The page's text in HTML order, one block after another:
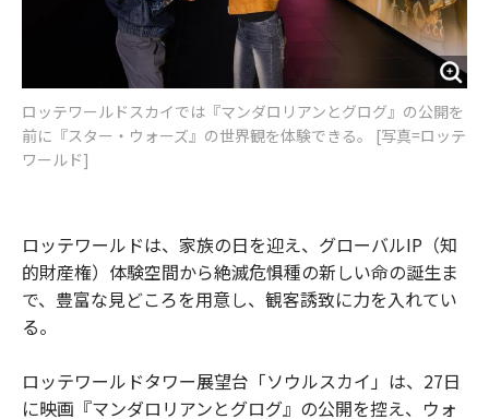
ロッテワールドスカイでは『マンダロリアンとグログ』の公開を
前に『スター・ウォーズ』の世界観を体験できる。 [写真=ロッテ
ワールド]
ロッテワールドは、家族の日を迎え、グローバルIP（知
的財産権）体験空間から絶滅危惧種の新しい命の誕生ま
で、豊富な見どころを用意し、観客誘致に力を入れてい
る。
ロッテワールドタワー展望台「ソウルスカイ」は、27日
に映画『マンダロリアンとグログ』の公開を控え、ウォ